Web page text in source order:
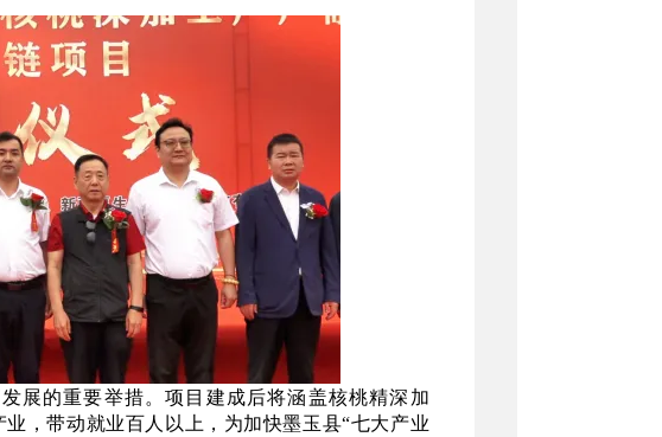
展的重要举措。项目建成后将涵盖核桃精深加
，带动就业百人以上，为加快墨玉县“七大产业